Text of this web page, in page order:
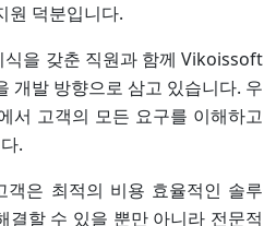
원 덕분입니다.
식을 갖춘 직원과 함께 Vikoissoft
개발 방향으로 삼고 있습니다. 우
서 고객의 모든 요구를 이해하고
.
은 최적의 비용 효율적인 솔루
결할 수 있을 뿐만 아니라 전문적